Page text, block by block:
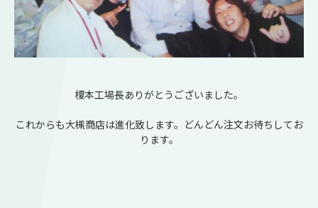
榎本工場長ありがとうございました。
これからも大槻商店は進化致します。どんどん注文お待ちしてお
ります。